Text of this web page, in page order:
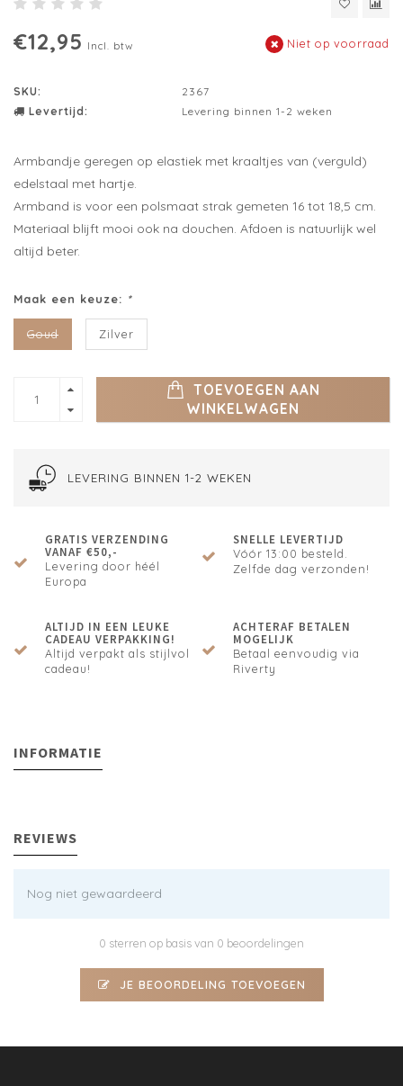
€12,95 Incl. btw Niet op voorraad
SKU:
2367
Levertijd:
Levering binnen 1-2 weken
Armbandje geregen op elastiek met kraaltjes van (verguld)
edelstaal met hartje.
Armband is voor een polsmaat strak gemeten 16 tot 18,5 cm.
Materiaal blijft mooi ook na douchen. Afdoen is natuurlijk wel
altijd beter.
Maak een keuze: *
Goud Zilver
TOEVOEGEN AAN
WINKELWAGEN
LEVERING BINNEN 1-2 WEKEN
GRATIS VERZENDING
VANAF €50,-
Levering door héél
Europa
SNELLE LEVERTIJD
Vóór 13:00 besteld.
Zelfde dag verzonden!
ALTIJD IN EEN LEUKE
CADEAU VERPAKKING!
Altijd verpakt als stijlvol
cadeau!
ACHTERAF BETALEN
MOGELIJK
Betaal eenvoudig via
Riverty
INFORMATIE
REVIEWS
Nog niet gewaardeerd
0 sterren op basis van 0 beoordelingen
JE BEOORDELING TOEVOEGEN